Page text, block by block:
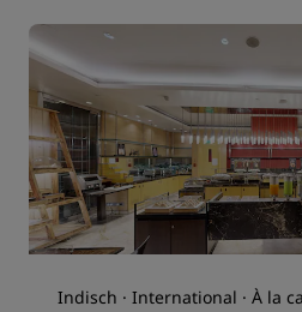
Indisch · International · À la